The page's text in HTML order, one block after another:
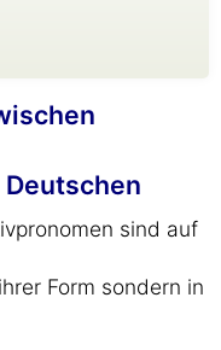
sind auf
Form sondern in